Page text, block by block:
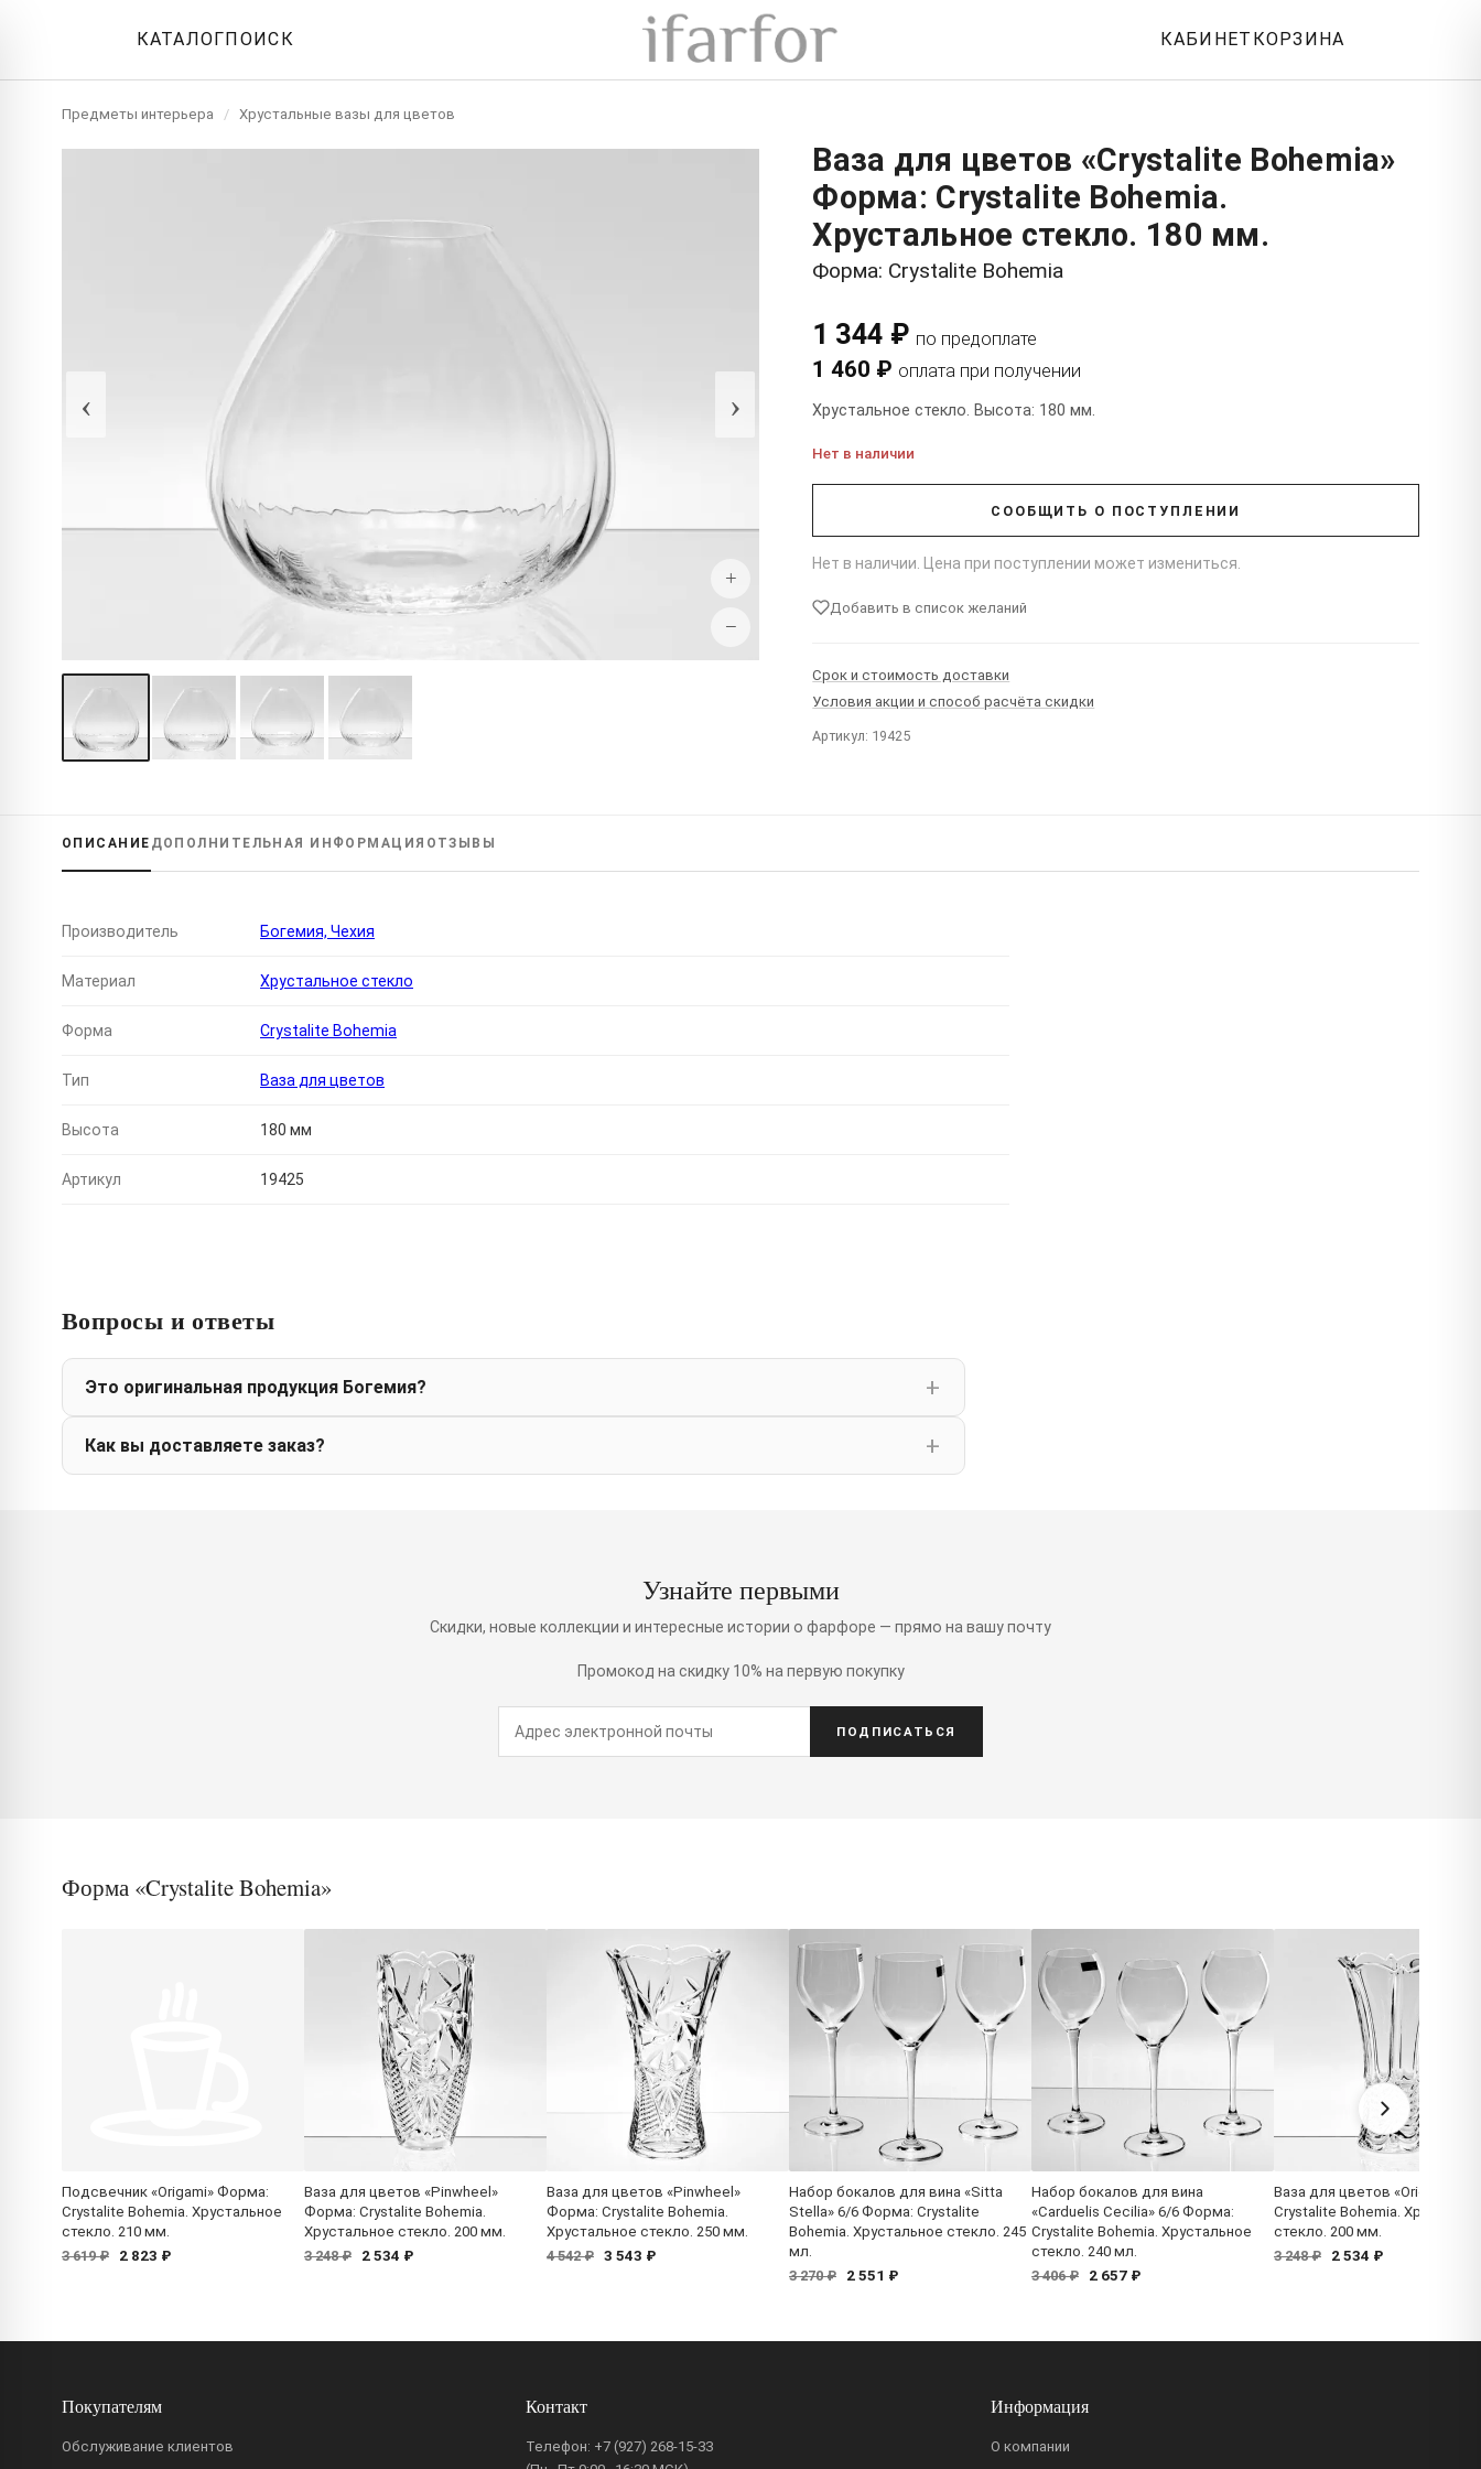
КАТАЛОГПОИСК КАБИНЕТ КОРЗИНА
Предметы интерьера / Хрустальные вазы для цветов
‹ ›
+
−
Ваза для цветов «Crystalite Bohemia»
Форма: Crystalite Bohemia.
Хрустальное стекло. 180 мм.
Форма: Crystalite Bohemia
1 344 ₽ по предоплате
1 460 ₽ оплата при получении
Хрустальное стекло. Высота: 180 мм.
Нет в наличии
СООБЩИТЬ О ПОСТУПЛЕНИИ
Нет в наличии. Цена при поступлении может измениться.
Добавить в список желаний
Срок и стоимость доставки
Условия акции и способ расчёта скидки
Артикул: 19425
ОПИСАНИЕ ДОПОЛНИТЕЛЬНАЯ ИНФОРМАЦИЯ ОТЗЫВЫ
Производитель Богемия, Чехия
Материал Хрустальное стекло
Форма Crystalite Bohemia
Тип Ваза для цветов
Высота 180 мм
Артикул 19425
Вопросы и ответы
Это оригинальная продукция Богемия?
Как вы доставляете заказ?
Узнайте первыми
Скидки, новые коллекции и интересные истории о фарфоре — прямо на вашу почту
Промокод на скидку 10% на первую покупку
ПОДПИСАТЬСЯ
Форма «Crystalite Bohemia»
Подсвечник «Origami» Форма:
Crystalite Bohemia. Хрустальное
стекло. 210 мм.
3 619 ₽
2 823 ₽
Ваза для цветов «Pinwheel»
Форма: Crystalite Bohemia.
Хрустальное стекло. 200 мм.
3 248 ₽
2 534 ₽
Ваза для цветов «Pinwheel»
Форма: Crystalite Bohemia.
Хрустальное стекло. 250 мм.
4 542 ₽ 3 543 ₽
Набор бокалов для вина «Sitta
Stella» 6/6 Форма: Crystalite
Bohemia. Хрустальное стекло. 245
мл.
3 270 ₽
2 551 ₽
Набор бокалов для вина
«Carduelis Cecilia» 6/6 Форма:
Crystalite Bohemia. Хрустальное
стекло. 240 мл.
3 406 ₽
2 657 ₽
Ваза для цветов «Orion»
Crystalite Bohemia.
стекло. 200 мм.
3 248 ₽
2 534 ₽
Покупателям
Обслуживание клиентов
Контакт
Телефон: +7 (927) 268-15-33
Информация
О компании